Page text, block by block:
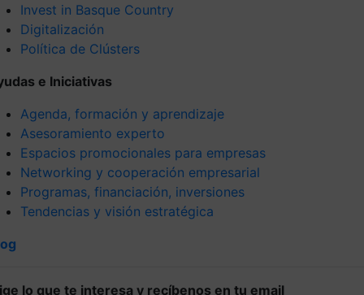
Invest in Basque Country
Digitalización
Política de Clústers
e Iniciativas
Agenda, formación y aprendizaje
Asesoramiento experto
Espacios promocionales para empresas
Networking y cooperación empresarial
Programas, financiación, inversiones
Tendencias y visión estratégica
lo que te interesa y recíbenos en tu email